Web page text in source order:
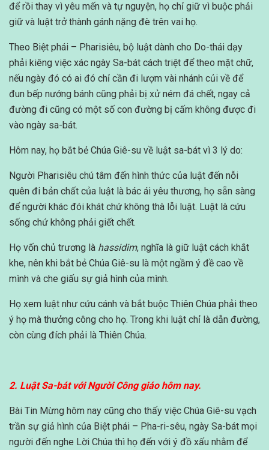
để rồi thay vì yêu mến và tự nguyện, họ chỉ giữ vì buộc phải
giữ và luật trở thành gánh nặng đè trên vai họ.
Theo Biệt phái – Pharisiêu, bộ luật dành cho Do-thái dạy
phải kiêng việc xác ngày Sa-bát cách triệt để theo mặt chữ,
nếu ngày đó có ai đó chỉ cần đi lượm vài nhánh củi về để
đun bếp nướng bánh cũng phải bị xử ném đá chết, ngay cả
đường đi cũng có một số con đường bị cấm không được đi
vào ngày sa-bát.
Hôm nay, họ bắt bẻ Chúa Giê-su về luật sa-bát vì 3 lý do:
Người Pharisiêu chú tâm đến hình thức của luật đến nỗi
quên đi bản chất của luật là bác ái yêu thương, họ sẵn sàng
để người khác đói khát chứ không thà lỗi luật. Luật là cứu
sống chứ không phải giết chết.
Họ vốn chủ trương là hassidim, nghĩa là giữ luật cách khắt
khe, nên khi bắt bẻ Chúa Giê-su là một ngầm ý đề cao về
mình và che giấu sự giả hình của mình.
Họ xem luật như cứu cánh và bắt buộc Thiên Chúa phải theo
ý họ mà thưởng công cho họ. Trong khi luật chỉ là dẫn đường,
còn cùng đích phải là Thiên Chúa.
2. Luật Sa-bát với Người Công giáo hôm nay.
Bài Tin Mừng hôm nay cũng cho thấy việc Chúa Giê-su vạch
trần sự giả hình của Biệt phái – Pha-ri-sêu, ngày Sa-bát mọi
người đến nghe Lời Chúa thì họ đến với ý đồ xấu nhằm để